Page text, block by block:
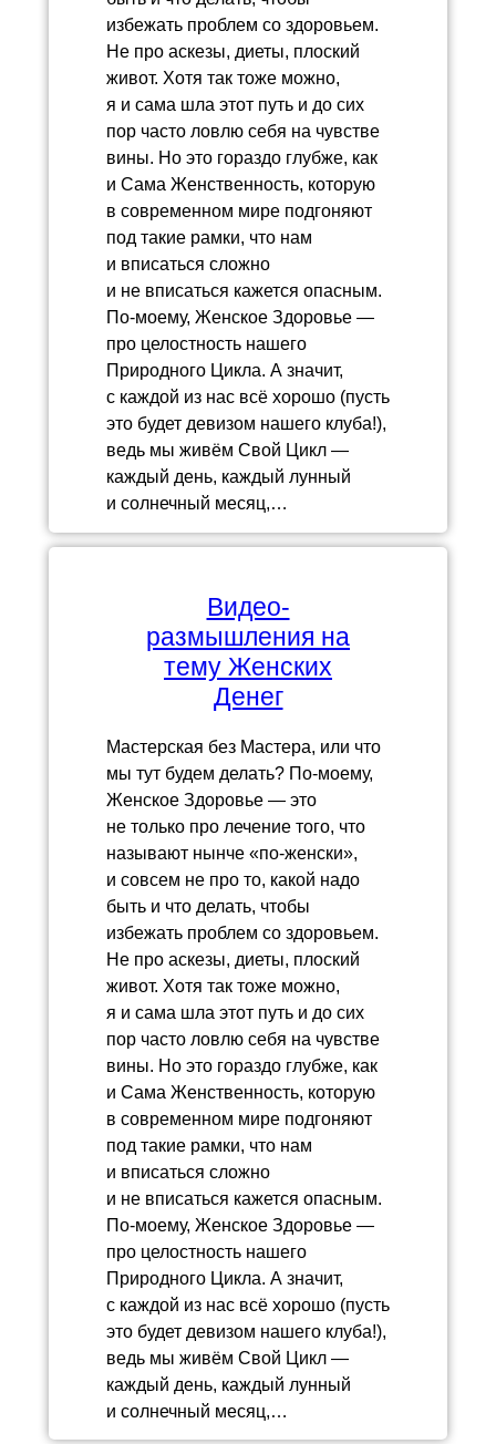
избежать проблем со здоровьем.
Не про аскезы, диеты, плоский
живот. Хотя так тоже можно,
я и сама шла этот путь и до сих
пор часто ловлю себя на чувстве
вины. Но это гораздо глубже, как
и Сама Женственность, которую
в современном мире подгоняют
под такие рамки, что нам
и вписаться сложно
и не вписаться кажется опасным.
По-моему, Женское Здоровье —
про целостность нашего
Природного Цикла. А значит,
с каждой из нас всё хорошо (пусть
это будет девизом нашего клуба!),
ведь мы живём Свой Цикл —
каждый день, каждый лунный
и солнечный месяц,…
Видео-
размышления на
тему Женских
Денег
Мастерская без Мастера, или что
мы тут будем делать? По-моему,
Женское Здоровье — это
не только про лечение того, что
называют нынче «по-женски»,
и совсем не про то, какой надо
быть и что делать, чтобы
избежать проблем со здоровьем.
Не про аскезы, диеты, плоский
живот. Хотя так тоже можно,
я и сама шла этот путь и до сих
пор часто ловлю себя на чувстве
вины. Но это гораздо глубже, как
и Сама Женственность, которую
в современном мире подгоняют
под такие рамки, что нам
и вписаться сложно
и не вписаться кажется опасным.
По-моему, Женское Здоровье —
про целостность нашего
Природного Цикла. А значит,
с каждой из нас всё хорошо (пусть
это будет девизом нашего клуба!),
ведь мы живём Свой Цикл —
каждый день, каждый лунный
и солнечный месяц,…